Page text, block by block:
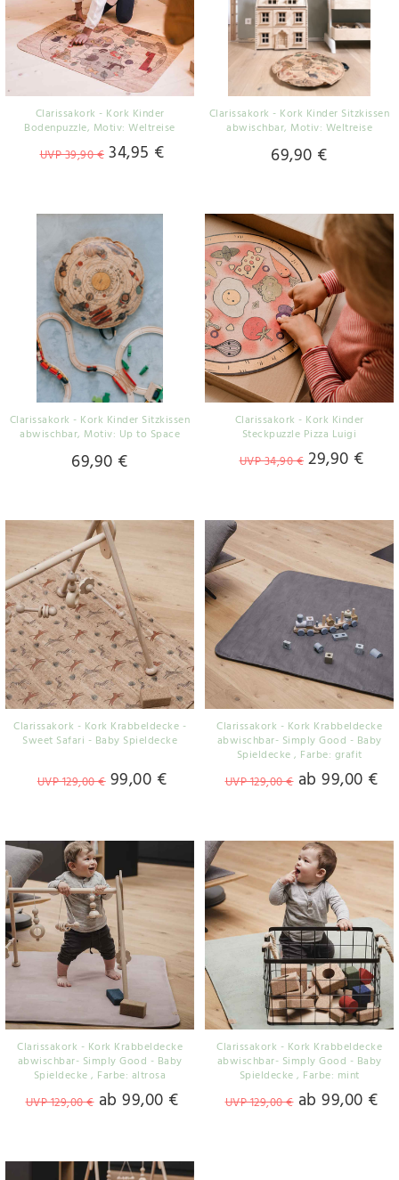
Clarissakork - Kork Kinder
Bodenpuzzle, Motiv: Weltreise
UVP 39,90 € 34,95 €
Clarissakork - Kork Kinder Sitzkissen
abwischbar, Motiv: Weltreise
69,90 €
Clarissakork - Kork Kinder Sitzkissen
abwischbar, Motiv: Up to Space
69,90 €
Clarissakork - Kork Kinder
Steckpuzzle Pizza Luigi
UVP 34,90 € 29,90 €
Clarissakork - Kork Krabbeldecke -
Sweet Safari - Baby Spieldecke
UVP 129,00 € 99,00 €
Clarissakork - Kork Krabbeldecke
abwischbar- Simply Good - Baby
Spieldecke , Farbe: grafit
UVP 129,00 € ab 99,00 €
Clarissakork - Kork Krabbeldecke
abwischbar- Simply Good - Baby
Spieldecke, Farbe: altrosa
UVP 129,00 € ab 99,00 €
Clarissakork - Kork Krabbeldecke
abwischbar- Simply Good - Baby
Spieldecke , Farbe: mint
UVP 129,00 € ab 99,00 €